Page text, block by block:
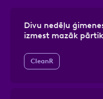
Divu nedēļu
izmest mazāk
CleanR